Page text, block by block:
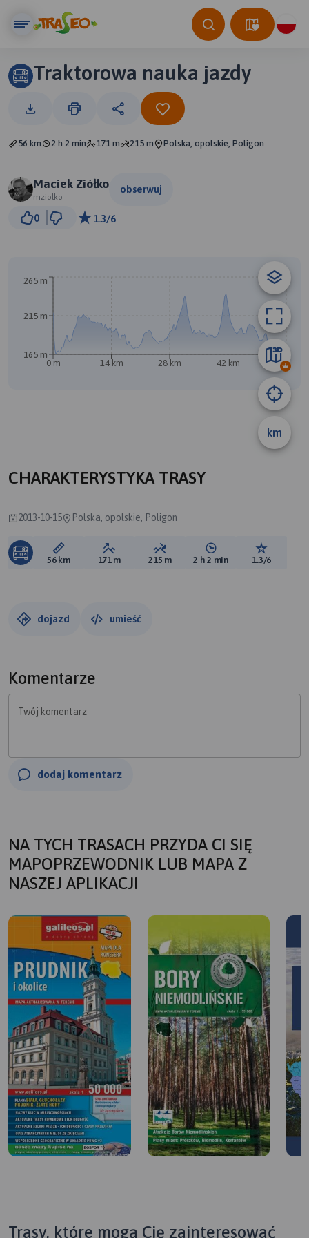
Traktorowa nauka jazdy
56 km 2 h 2 min 171 m 215 m Polska, opolskie, Poligon
Maciek Ziółko
mziolko
obserwuj
0 1.3/6
km
0 m 14 km 28 km 42 km 56 km
165 m
215 m
265 m
CHARAKTERYSTYKA TRASY
2013-10-15 Polska, opolskie, Poligon
Długość trasy:
56 km Suma przewyższeń:
171 m Suma spadków:
215 m Średni czas potrzebny
2 h 2 min Ocena
1.3/6
dojazd umieść
Komentarze
Twój komentarz
dodaj komentarz
NA TYCH TRASACH PRZYDA CI SIĘ
MAPOPRZEWODNIK LUB MAPA Z
NASZEJ APLIKACJI
Trasy, które mogą Cię zainteresować